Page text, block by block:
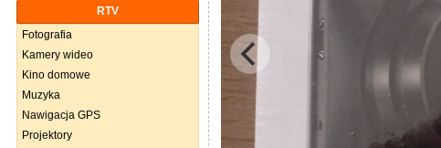
RTV
Fotografia
Kamery wideo
Kino domowe
Muzyka
Nawigacja GPS
Projektory